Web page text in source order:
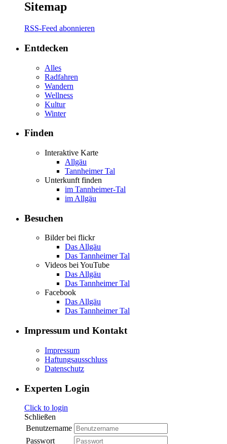
Sitemap
RSS-Feed abonnieren
Entdecken
Alles
Radfahren
Wandern
Wellness
Kultur
Winter
Finden
Interaktive Karte
Allgäu
Tannheimer Tal
Unterkunft finden
im Tannheimer-Tal
im Allgäu
Besuchen
Bilder bei flickr
Das Allgäu
Das Tannheimer Tal
Videos bei YouTube
Das Allgäu
Das Tannheimer Tal
Facebook
Das Allgäu
Das Tannheimer Tal
Impressum und Kontakt
Impressum
Haftungsausschluss
Datenschutz
Experten Login
Click to login
Schließen
Benutzername
Passwort